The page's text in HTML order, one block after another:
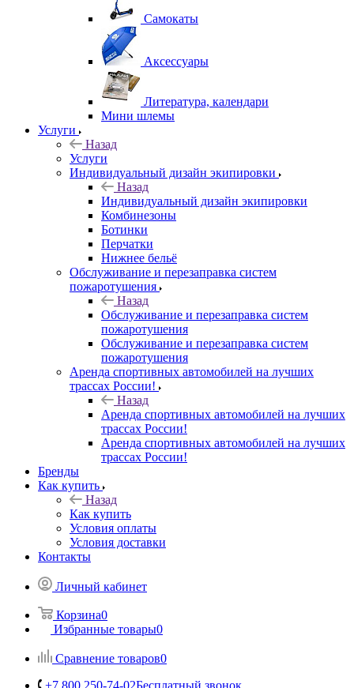
Самокаты
Аксессуары
Литература, календари
Мини шлемы
Услуги
Назад
Услуги
Индивидуальный дизайн экипировки
Назад
Индивидуальный дизайн экипировки
Комбинезоны
Ботинки
Перчатки
Нижнее бельё
Обслуживание и перезаправка систем
пожаротушения
Назад
Обслуживание и перезаправка систем
пожаротушения
Обслуживание и перезаправка систем
пожаротушения
Аренда спортивных автомобилей на лучших
трассах России!
Назад
Аренда спортивных автомобилей на лучших
трассах России!
Аренда спортивных автомобилей на лучших
трассах России!
Бренды
Как купить
Назад
Как купить
Условия оплаты
Условия доставки
Контакты
Личный кабинет
Корзина0
Избранные товары0
Сравнение товаров0
+7 800 250-74-02Бесплатный звонок